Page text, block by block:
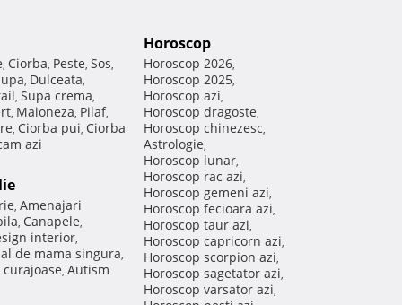
, Ciorba, Peste, Sos,
, Dulceata,
, Supa crema,
, Maioneza, Pilaf,
, Ciorba pui, Ciorba
azi
, Amenajari
, Canapele,
interior,
de mama singura,
curajoase, Autism
Horoscop
Horoscop 2026,
Horoscop 2025,
Horoscop azi,
Horoscop dragoste,
Horoscop chinezesc,
Astrologie,
Horoscop lunar,
Horoscop rac azi,
Horoscop gemeni azi,
Horoscop fecioara azi,
Horoscop taur azi,
Horoscop capricorn azi,
Horoscop scorpion azi,
Horoscop sagetator azi,
Horoscop varsator azi,